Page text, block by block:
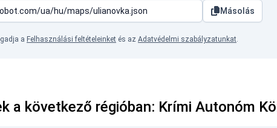
Másolás
a Felhasználási feltételeinket és az Adatvédelmi szabályzatunkat.
a következő régióban: Krími Autonóm